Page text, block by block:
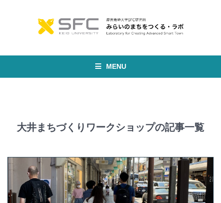
MENU
大井まちづくりワークショップの記事一覧